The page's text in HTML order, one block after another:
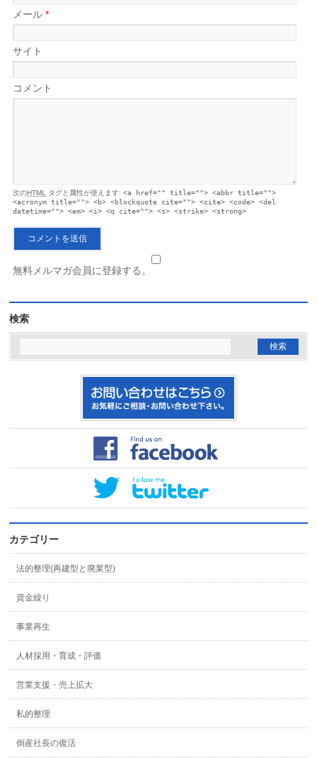
メール*
サイト
コメント
次のHTML タグと属性が使えます:<a href="" title=""> <abbr title="">
<acronym title=""> <b> <blockquote cite=""> <cite> <code> <del
datetime=""> <em> <i> <q cite=""> <s> <strike> <strong>
無料メルマガ会員に登録する。
検索
カテゴリー
法的整理(再建型と廃業型)
資金繰り
事業再生
人材採用・育成・評価
営業支援・売上拡大
私的整理
倒産社長の復活